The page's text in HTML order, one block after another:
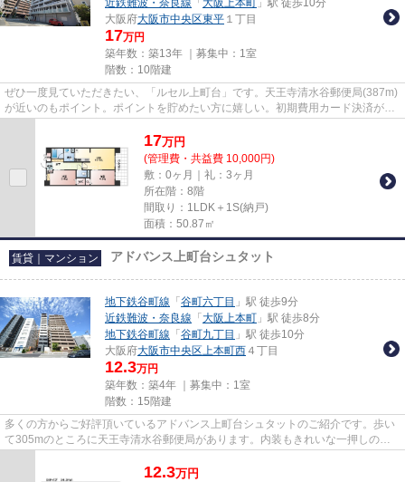
近鉄難波・奈良線 「 大阪上本町
」駅 徒歩10分
大阪府大阪市中央区東平 １丁目
17万円
築年数：築13年 ｜募集中： 1室
階数：10階建
ぜひ一度見ていただきたい、「ルセル上町台」です。天王寺清水谷郵便局(387m)
が近いのもポイント。ポイントを貯めたい方に嬉しい。初期費用カード決済が可
17万円
(管理費・共益費 10,000円)
敷：0ヶ月｜礼：3ヶ月
所在階：8階
間取り：1LDK＋1S(納戸)
面積：50.87㎡
賃貸｜マンション アドバンス上町台シュタット
地下鉄谷町線 「 谷町六丁目 」駅 徒歩9分
近鉄難波・奈良線 「 大阪上本町 」駅 徒歩8分
地下鉄谷町線 「 谷町九丁目 」駅 徒歩10分
大阪府大阪市中央区上本町西 ４丁目
12.3万円
築年数：築4年 ｜募集中： 1室
階数：15階建
多くの方からご好評頂いているアドバンス上町台シュタットのご紹介です。歩い
て305mのところに天王寺清水谷郵便局があります。内装もきれいな一押しの築
12.3万円